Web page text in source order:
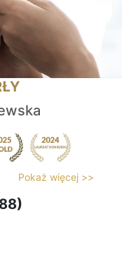
Pokaż więcej >>